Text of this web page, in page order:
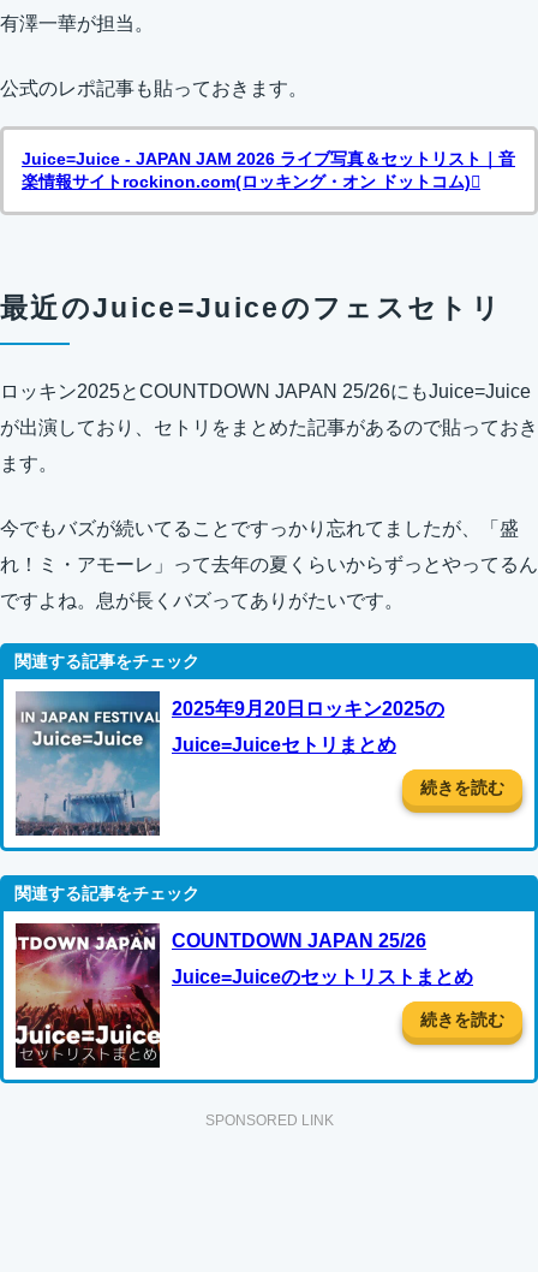
有澤一華が担当。
公式のレポ記事も貼っておきます。
Juice=Juice - JAPAN JAM 2026 ライブ写真＆セットリスト｜音
楽情報サイトrockinon.com(ロッキング・オン ドットコム)
最近のJuice=Juiceのフェスセトリ
ロッキン2025とCOUNTDOWN JAPAN 25/26にもJuice=Juice
が出演しており、セトリをまとめた記事があるので貼っておき
ます。
今でもバズが続いてることですっかり忘れてましたが、「盛
れ！ミ・アモーレ」って去年の夏くらいからずっとやってるん
ですよね。息が長くバズってありがたいです。
2025年9月20日ロッキン2025の
Juice=Juiceセトリまとめ
続きを読む
COUNTDOWN JAPAN 25/26
Juice=Juiceのセットリストまとめ
続きを読む
SPONSORED LINK